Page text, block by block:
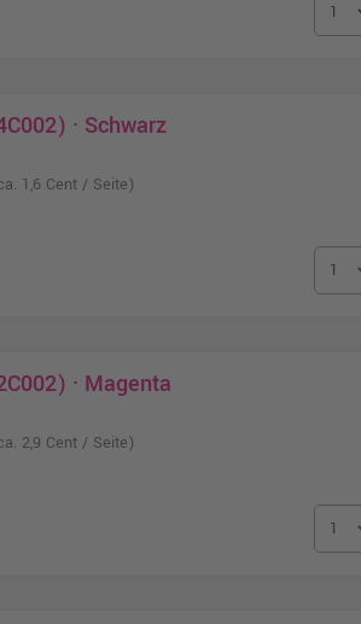
· Schwarz
1,6 Cent / Seite)
· Magenta
2,9 Cent / Seite)